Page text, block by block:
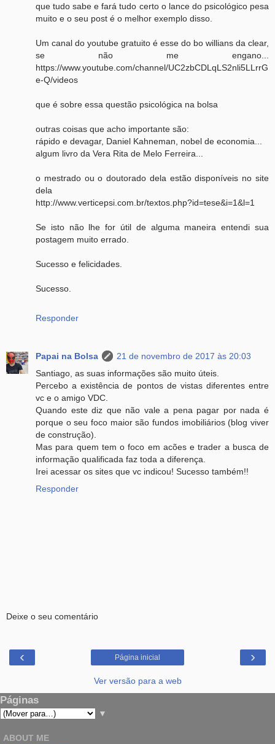
que tudo sabe e fará tudo certo o lance do psicológico pesa
muito e o seu post é o melhor exemplo disso.
Um canal do youtube gratuito é esse do bo willians da clear,
se não me engano...
https://www.youtube.com/channel/UC2zbCDLqLS2nli5LLrrG
e-Q/videos
que é sobre essa questão psicológica na bolsa
outras coisas que acho importante são:
rápido e devagar, Daniel Kahneman, nobel de economia...
algum livro da Vera Rita de Melo Ferreira...
o mestrado ou o doutorado dela estão disponíveis no site
dela
http://www.verticepsi.com.br/textos.php?id=tese&i=1&l=1
Se isto não lhe for útil de alguma maneira entendi sua
postagem muito errado.
Sucesso e felicidades.
Sucesso.
Responder
Papai na Bolsa
21 de novembro de 2017 às 20:03
Santiago, as suas informações são muito úteis.
Percebo a existência de pontos de vistas diferentes entre
vc e o amigo VDC.
Quando este diz que não vale a pena pagar por nada é
porque o seu foco maior são fundos imobiliários (blog viver
de construção).
Mas para quem tem o foco em acões e trader a busca de
informação qualificada faz toda a diferença.
Irei acessar os sites que vc indicou! Sucesso também!!
Responder
Deixe o seu comentário
‹ ›
Página inicial
Ver versão para a web
Páginas
▼
ABOUT ME